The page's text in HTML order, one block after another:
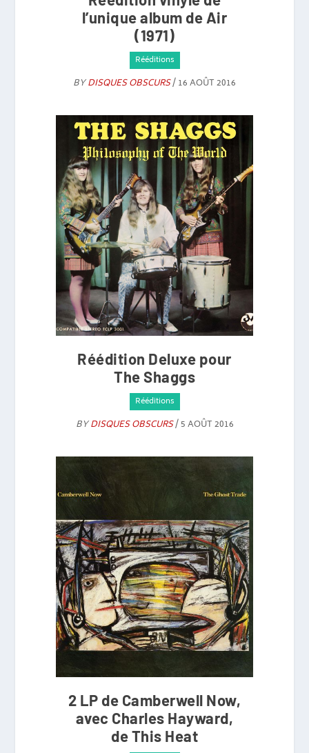
l’unique album de Air
(1971)
Rééditions
BYDISQUES OBSCURS/ 16 AOÛT 2016
Réédition Deluxe pour
The Shaggs
Rééditions
BYDISQUES OBSCURS/ 5 AOÛT 2016
2 LP de Camberwell Now,
avec Charles Hayward,
de This Heat